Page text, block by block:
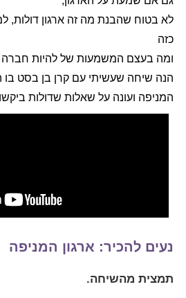
לא בטוח שהבנת מה זה ארגון דולות,
כזה
ומה בעצם המשמעות של להיות חברה
הנה שיחה שעשיתי עם קרן בן בסט בו
המניפה ועונה על שאלות שדולות ביקשו
נעים להכיר: ארגון המניפה
תמצית מהשיחה.